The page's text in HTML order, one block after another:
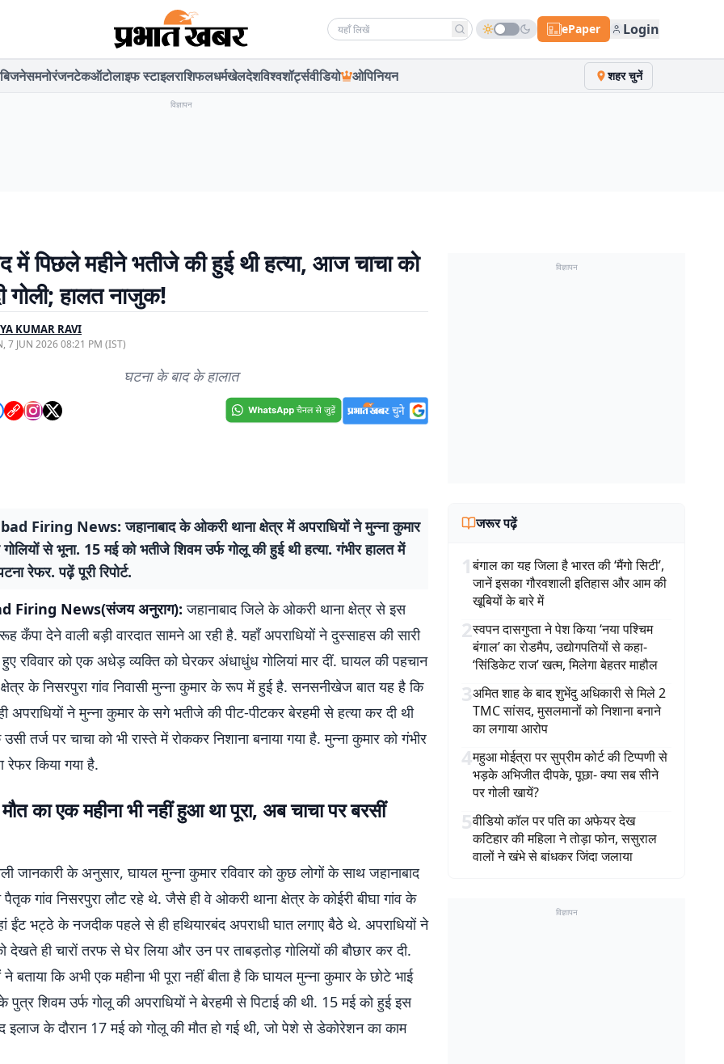
Search news ePaper Login
बिजनेसमनोरंजनटेकऑटोलाइफ स्टाइलराशिफलधर्मखेलदेशविश्वशॉर्ट्सवीडियो ओपिनियन शहर चुनें
विज्ञापन
में पिछले महीने भतीजे की हुई थी हत्या, आज चाचा को
गोली; हालत नाजुक!
KUMAR RAVI
7 JUN 2026 08:21 PM (IST)
घटना के बाद के हालात
Firing News: जहानाबाद के ओकरी थाना क्षेत्र में अपराधियों ने मुन्ना कुमार
से भूना. 15 मई को भतीजे शिवम उर्फ गोलू की हुई थी हत्या. गंभीर हालत में
रेफर. पढ़ें पूरी रिपोर्ट.
Firing News(संजय अनुराग): जहानाबाद जिले के ओकरी थाना क्षेत्र से इस
कँपा देने वाली बड़ी वारदात सामने आ रही है. यहाँ अपराधियों ने दुस्साहस की सारी
रविवार को एक अधेड़ व्यक्ति को घेरकर अंधाधुंध गोलियां मार दीं. घायल की पहचान
के निसरपुरा गांव निवासी मुन्ना कुमार के रूप में हुई है. सनसनीखेज बात यह है कि
अपराधियों ने मुन्ना कुमार के सगे भतीजे की पीट-पीटकर बेरहमी से हत्या कर दी थी
तर्ज पर चाचा को भी रास्ते में रोककर निशाना बनाया गया है. मुन्ना कुमार को गंभीर
रेफर किया गया है.
का एक महीना भी नहीं हुआ था पूरा, अब चाचा पर बरसीं
जानकारी के अनुसार, घायल मुन्ना कुमार रविवार को कुछ लोगों के साथ जहानाबाद
गांव निसरपुरा लौट रहे थे. जैसे ही वे ओकरी थाना क्षेत्र के कोईरी बीघा गांव के
ईंट भट्ठे के नजदीक पहले से ही हथियारबंद अपराधी घात लगाए बैठे थे. अपराधियों ने
देखते ही चारों तरफ से घेर लिया और उन पर ताबड़तोड़ गोलियों की बौछार कर दी.
ने बताया कि अभी एक महीना भी पूरा नहीं बीता है कि घायल मुन्ना कुमार के छोटे भाई
पुत्र शिवम उर्फ गोलू की अपराधियों ने बेरहमी से पिटाई की थी. 15 मई को हुई इस
इलाज के दौरान 17 मई को गोलू की मौत हो गई थी, जो पेशे से डेकोरेशन का काम
विज्ञापन
जरूर पढ़ें
1बंगाल का यह जिला है भारत की ‘मैंगो सिटी’,
जानें इसका गौरवशाली इतिहास और आम की
खूबियों के बारे में
2स्वपन दासगुप्ता ने पेश किया ‘नया पश्चिम
बंगाल’ का रोडमैप, उद्योगपतियों से कहा-
‘सिंडिकेट राज’ खत्म, मिलेगा बेहतर माहौल
3अमित शाह के बाद शुभेंदु अधिकारी से मिले 2
TMC सांसद, मुसलमानों को निशाना बनाने
का लगाया आरोप
4महुआ मोईत्रा पर सुप्रीम कोर्ट की टिप्पणी से
भड़के अभिजीत दीपके, पूछा- क्या सब सीने
पर गोली खायें?
5वीडियो कॉल पर पति का अफेयर देख
कटिहार की महिला ने तोड़ा फोन, ससुराल
वालों ने खंभे से बांधकर जिंदा जलाया
विज्ञापन